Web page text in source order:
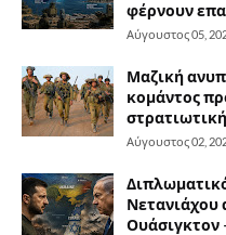
φέρνουν
Αύγουστος 05,
Μαζική
κομάντος
Αύγουστος 02,
Νετανιάχου
Ουάσιγκτον